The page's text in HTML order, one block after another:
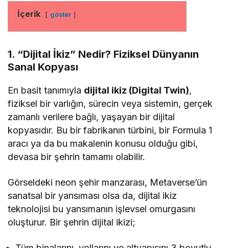
İçerik göster
1. “Dijital İkiz” Nedir? Fiziksel Dünyanın
Sanal Kopyası
En basit tanımıyla dijital ikiz (Digital Twin),
fiziksel bir varlığın, sürecin veya sistemin, gerçek
zamanlı verilere bağlı, yaşayan bir dijital
kopyasıdır. Bu bir fabrikanın türbini, bir Formula 1
aracı ya da bu makalenin konusu olduğu gibi,
devasa bir şehrin tamamı olabilir.
Görseldeki neon şehir manzarası, Metaverse’ün
sanatsal bir yansıması olsa da, dijital ikiz
teknolojisi bu yansımanın işlevsel omurgasını
oluşturur. Bir şehrin dijital ikizi;